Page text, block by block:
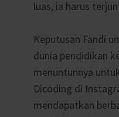
luas, ia harus
Keputusan Fandi
dunia pendidikan
menuntunnya
Dicoding di
mendapatkan